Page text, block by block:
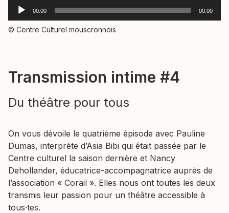
Lecteur
audio
00:00 00:00
© Centre Culturel mouscronnois
Transmission intime #4
Du théâtre pour tous
On vous dévoile le quatrième épisode avec Pauline
Dumas, interprète d’Asia Bibi qui était passée par le
Centre culturel la saison dernière et Nancy
Dehollander, éducatrice-accompagnatrice auprès de
l’association « Corail ». Elles nous ont toutes les deux
transmis leur passion pour un théâtre accessible à
tous·tes.